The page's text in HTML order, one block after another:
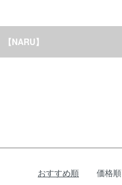
NARU】
おすすめ順 価格順